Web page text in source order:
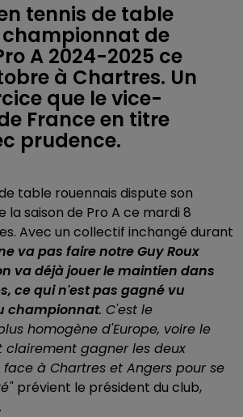
tennis de table
de
A 2024-2025 ce
à Chartres. Un
que le vice-
France en titre
prudence.
table rouennais dispute son
saison de Pro A ce mardi 8
Avec un collectif inchangé durant
va pas faire notre Guy Roux
va déjà jouer le maintien dans
ce qui n'est pas gagné vu
championnat. C'est le
homogène d'Europe, voire le
clairement gagner les deux
à Chartres et Angers pour se
prévient le président du club,